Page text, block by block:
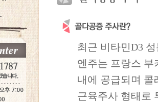
최근 비타민D3
엔주는 프랑스 부
내에 공급되며 콜
근육주사 형태로